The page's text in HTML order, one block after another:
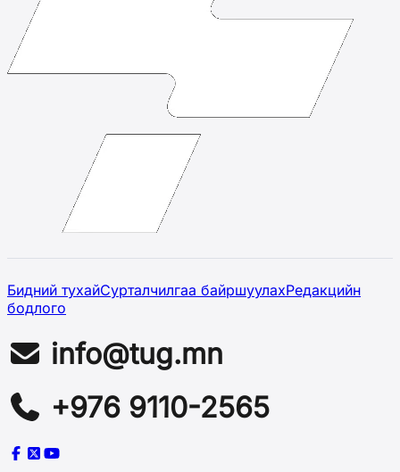
Бидний тухайСурталчилгаа байршуулахРедакцийн
бодлого
info@tug.mn
+976 9110-2565